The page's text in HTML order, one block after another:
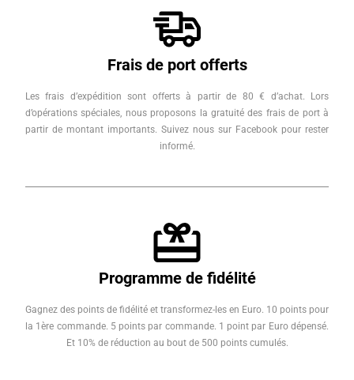
Frais de port offerts
Les frais d’expédition sont offerts à partir de 80 € d’achat. Lors
d’opérations spéciales, nous proposons la gratuité des frais de port à
partir de montant importants. Suivez nous sur Facebook pour rester
informé.
Programme de fidélité
Gagnez des points de fidélité et transformez-les en Euro. 10 points pour
la 1ère commande. 5 points par commande. 1 point par Euro dépensé.
Et 10% de réduction au bout de 500 points cumulés.